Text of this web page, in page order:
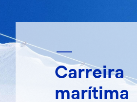
Carreira
marítima